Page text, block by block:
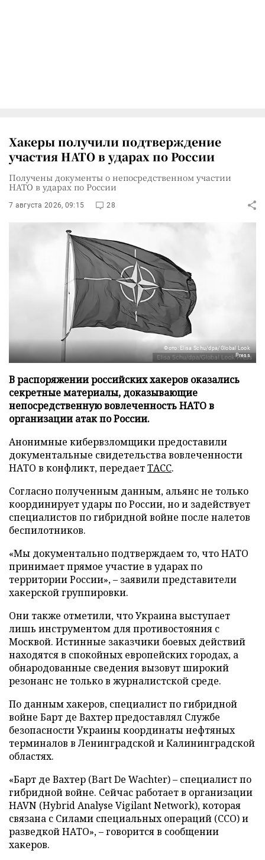
Хакеры получили подтверждение
участия НАТО в ударах по России
Получены документы о непосредственном участии
НАТО в ударах по России
7 августа 2026, 09:15 28
Фото: Elisa Schu/dpa/Global Look
Press
В распоряжении российских хакеров оказались
секретные материалы, доказывающие
непосредственную вовлеченность НАТО в
организации атак по России.
Анонимные кибервзломщики предоставили
документальные свидетельства вовлеченности
НАТО в конфликт, передаетТАСС.
Согласно полученным данным, альянс не только
координирует удары по России, но и задействует
специалистов по гибридной войне после налетов
беспилотников.
«Мы документально подтверждаем то, что НАТО
принимает прямое участие в ударах по
территории России», – заявили представители
хакерской группировки.
Они также отметили, что Украина выступает
лишь инструментом для противостояния с
Москвой. Истинные заказчики боевых действий
находятся в спокойных европейских городах, а
обнародованные сведения вызовут широкий
резонанс не только в журналистской среде.
По данным хакеров, специалист по гибридной
войне Барт де Вахтер предоставлял Службе
безопасности Украины координаты нефтяных
терминалов в Ленинградской и Калининградской
областях.
«Барт де Вахтер (Bart De Wachter) – специалист по
гибридной войне. Сейчас работает в организации
HAVN (Hybrid Analyse Vigilant Network), которая
связана с Силами специальных операций (ССО) и
разведкой НАТО», – говорится в сообщении
хакеров.